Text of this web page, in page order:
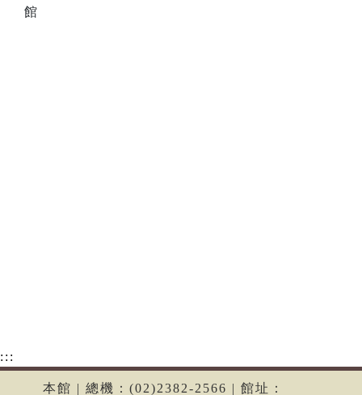
館
:::
本館 | 總機：(02)2382-2566 | 館址：